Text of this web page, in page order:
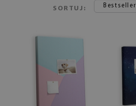
SORTUJ: Bestseller